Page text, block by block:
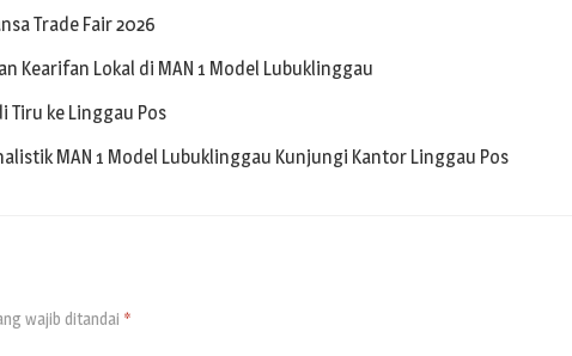
Trade Fair 2026
Kearifan Lokal di MAN 1 Model Lubuklinggau
Tiru ke Linggau Pos
MAN 1 Model Lubuklinggau Kunjungi Kantor Linggau Pos
wajib ditandai *